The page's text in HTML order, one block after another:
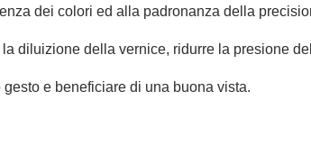
dei colori ed alla padronanza della
diluizione della vernice, ridurre la presione
e beneficiare di una buona vista.